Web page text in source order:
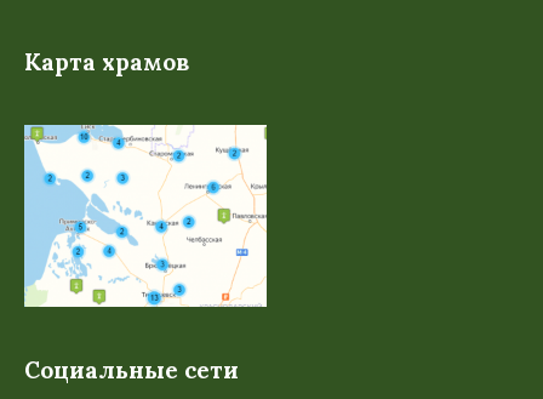
Карта храмов
Социальные сети